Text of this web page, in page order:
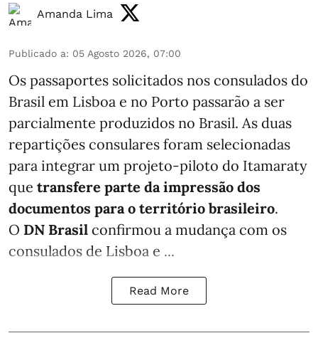
Amanda Lima
Publicado a: 05 Agosto 2026, 07:00
Os passaportes solicitados nos consulados do
Brasil em Lisboa e no Porto passarão a ser
parcialmente produzidos no Brasil. As duas
repartições consulares foram selecionadas
para integrar um projeto-piloto do Itamaraty
que transfere parte da impressão dos
documentos para o território brasileiro.
O DN Brasil confirmou a mudança com os
consulados de Lisboa e ...
Read More